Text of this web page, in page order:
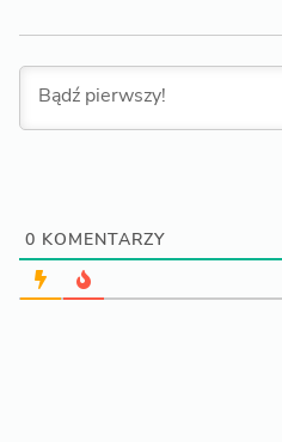
0 KOMENTARZY